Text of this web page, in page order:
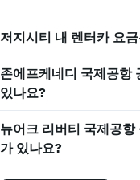
저지시티 내 렌터카 요
존에프케네디 국제공항
있나요?
뉴어크 리버티 국제공
가 있나요?